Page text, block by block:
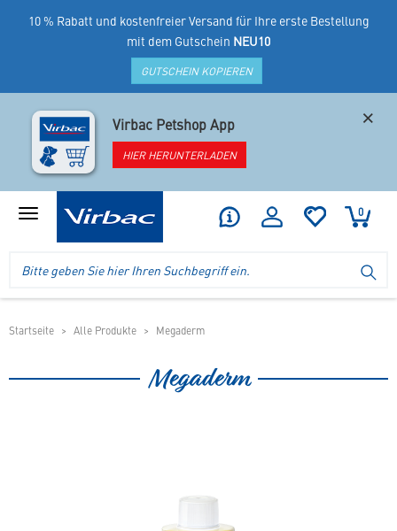
10 % Rabatt und kostenfreier Versand für Ihre erste Bestellung
mit dem Gutschein NEU10
GUTSCHEIN KOPIEREN
Virbac Petshop App
HIER HERUNTERLADEN
×
Produktmenü
Virbac
Ihr
Shop
spezielles
0
Header
mobilen
Startseite Alle Produkte Megaderm
Megaderm